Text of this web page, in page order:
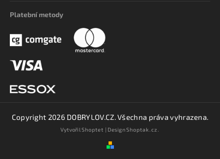
Platební metody
Copyright 2026 DOBRYLOV.CZ. Všechna práva vyhrazena.
VytvořilShoptet | DesignShoptak.cz.